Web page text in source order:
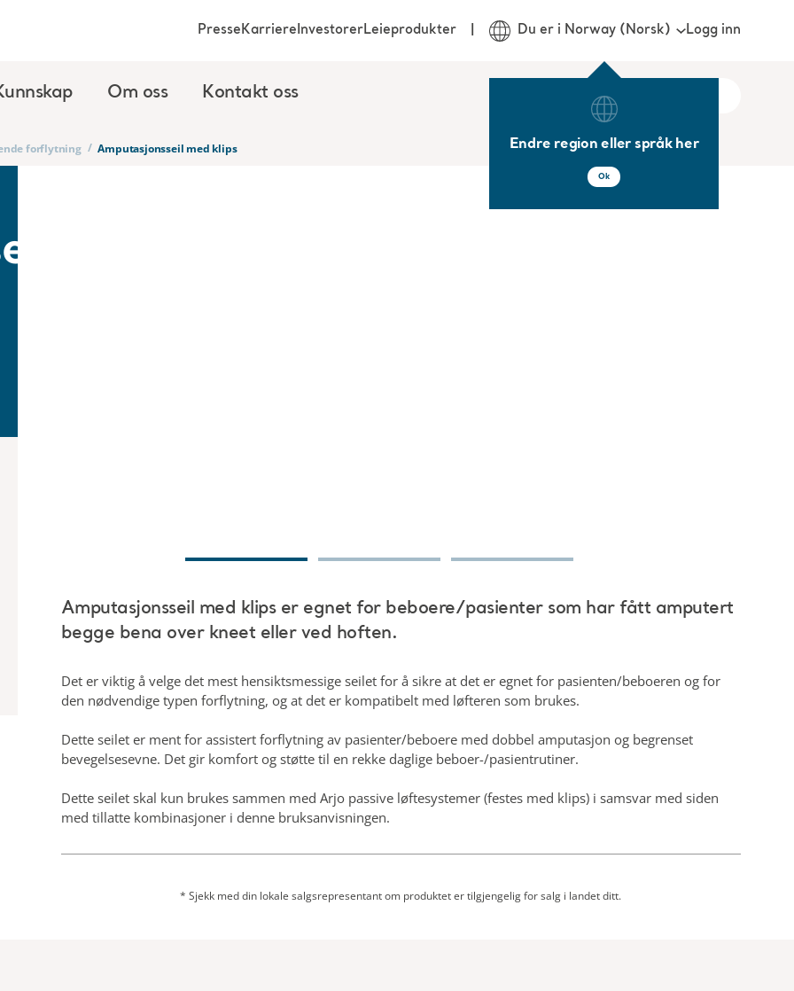
Om oss Kontakt oss
PresseKarriereInvestorerLeieprodukter Du er i Norway (Norsk)
Endre region eller språk her
Ok
Logg inn
forflytning / Amputasjonsseil med klips
Amputasjonsseil med klips er egnet for beboere/pasienter som har fått amputert
begge bena over kneet eller ved hoften.
Det er viktig å velge det mest hensiktsmessige seilet for å sikre at det er egnet for pasienten/beboeren og for
den nødvendige typen forflytning, og at det er kompatibelt med løfteren som brukes.
Dette seilet er ment for assistert forflytning av pasienter/beboere med dobbel amputasjon og begrenset
bevegelsesevne. Det gir komfort og støtte til en rekke daglige beboer-/pasientrutiner.
Dette seilet skal kun brukes sammen med Arjo passive løftesystemer (festes med klips) i samsvar med siden
med tillatte kombinasjoner i denne bruksanvisningen.
* Sjekk med din lokale salgsrepresentant om produktet er tilgjengelig for salg i landet ditt.